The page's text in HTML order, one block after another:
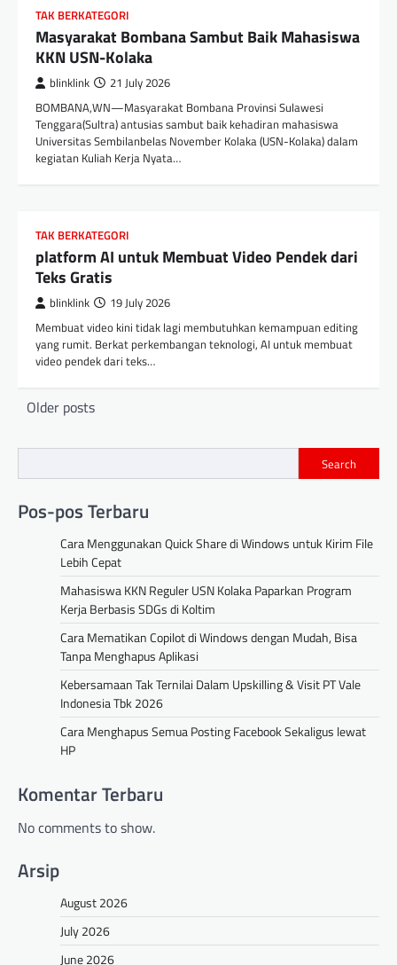
TAK BERKATEGORI
Masyarakat Bombana Sambut Baik Mahasiswa
KKN USN-Kolaka
blinklink 21 July 2026
BOMBANA,WN—Masyarakat Bombana Provinsi Sulawesi
Tenggara(Sultra) antusias sambut baik kehadiran mahasiswa
Universitas Sembilanbelas November Kolaka (USN-Kolaka) dalam
kegiatan Kuliah Kerja Nyata…
TAK BERKATEGORI
platform AI untuk Membuat Video Pendek dari
Teks Gratis
blinklink 19 July 2026
Membuat video kini tidak lagi membutuhkan kemampuan editing
yang rumit. Berkat perkembangan teknologi, AI untuk membuat
video pendek dari teks…
Posts
Older posts
Search
Pos-pos Terbaru
Cara Menggunakan Quick Share di Windows untuk Kirim File
Lebih Cepat
Mahasiswa KKN Reguler USN Kolaka Paparkan Program
Kerja Berbasis SDGs di Koltim
Cara Mematikan Copilot di Windows dengan Mudah, Bisa
Tanpa Menghapus Aplikasi
Kebersamaan Tak Ternilai Dalam Upskilling & Visit PT Vale
Indonesia Tbk 2026
Cara Menghapus Semua Posting Facebook Sekaligus lewat
HP
Komentar Terbaru
No comments to show.
Arsip
August 2026
July 2026
June 2026